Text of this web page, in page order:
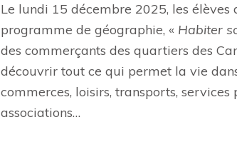
Le lundi 15 décembre 2025, les élèves
programme de géographie, « Habiter
des commerçants des quartiers des
découvrir tout ce qui permet la vie
commerces, loisirs, transports, services
associations…